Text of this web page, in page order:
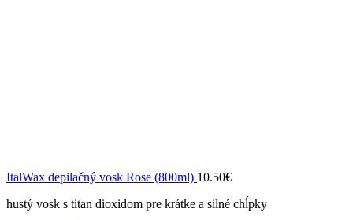
ItalWax depilačný vosk Rose (800ml) 10.50€
hustý vosk s titan dioxidom pre krátke a silné chĺpky